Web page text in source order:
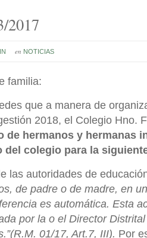
2017
en NOTICIAS
familia:
que a manera de
2018, el Colegio Hno.
de hermanos y hermanas
del colegio para la
las autoridades de
de padre o de madre, en
es automática. Esta
por la o el Director
01/17, Art.7, III). Por